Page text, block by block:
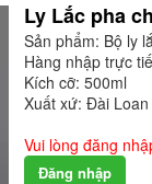
Ly Lắc pha
Sản phẩm: Bộ ly
Hàng nhập trực
Kích cỡ: 500ml
Xuất xứ: Đài Loan
Vui lòng đăng
Đăng nhập